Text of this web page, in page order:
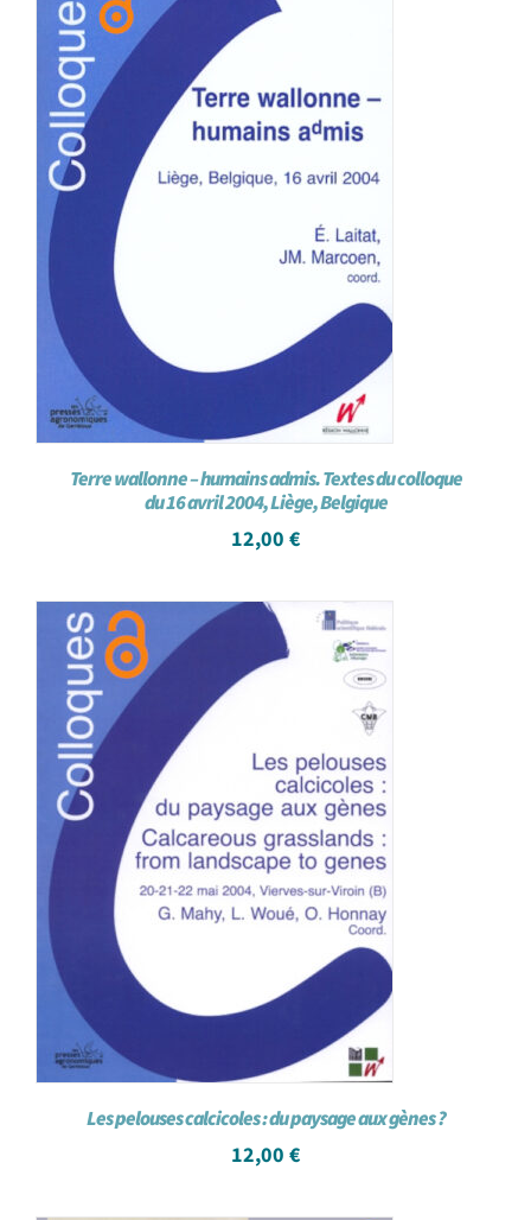
Achat en ligne
Panier WooCommerce
Terre wallonne – humains admis. Textes du colloque
du 16 avril 2004, Liège, Belgique
12,00 €
Les pelouses calcicoles : du paysage aux gènes ?
12,00 €